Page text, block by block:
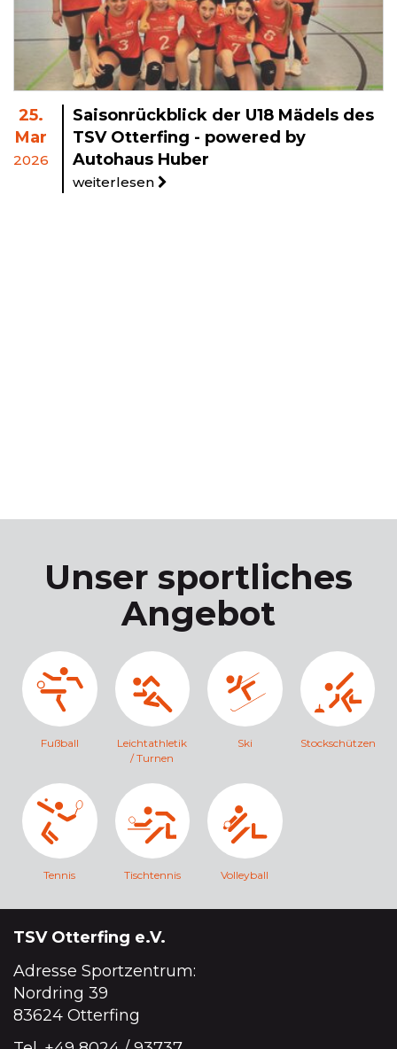
25.
Mar
2026
Saisonrückblick der U18 Mädels des
TSV Otterfing - powered by
Autohaus Huber
weiterlesen
Unser sportliches
Angebot
Fußball
Leichtathletik
/ Turnen
Ski Stockschützen
Tennis Tischtennis Volleyball
TSV Otterfing e.V.
Adresse Sportzentrum:
Nordring 39
83624 Otterfing